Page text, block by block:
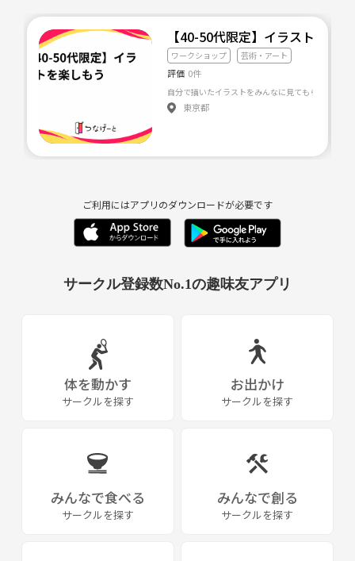
【40-50代限定】イラストを楽
ワークショップ 芸術・アート
評価 0件
自分で描いたイラストをみんなに見てもらいましょ
東京都
ご利用にはアプリのダウンロードが必要です
サークル登録数No.1の趣味友アプリ
体を動かす
サークルを探す
お出かけ
サークルを探す
みんなで食べる
サークルを探す
みんなで創る
サークルを探す